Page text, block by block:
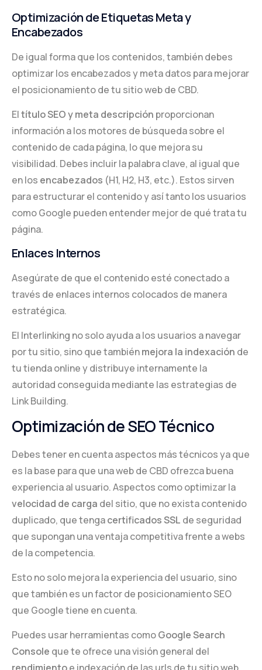
Optimización de Etiquetas Meta y
Encabezados
De igual forma que los contenidos, también debes
optimizar los encabezados y meta datos para mejorar
el posicionamiento de tu sitio web de CBD.
Eltítulo SEO y meta descripción proporcionan
información a los motores de búsqueda sobre el
contenido de cada página, lo que mejora su
visibilidad. Debes incluir la palabra clave, al igual que
en los encabezados (H1, H2, H3, etc.). Estos sirven
para estructurar el contenido y así tanto los usuarios
como Google pueden entender mejor de qué trata tu
página.
Enlaces Internos
Asegúrate de que el contenido esté conectado a
través de enlaces internos colocados de manera
estratégica.
El Interlinking no solo ayuda a los usuarios a navegar
por tu sitio, sino que tambiénmejora la indexación de
tu tienda online y distribuye internamente la
autoridad conseguida mediante las estrategias de
Link Building.
Optimización de SEO Técnico
Debes tener en cuenta aspectos más técnicos ya que
es la base para que una web de CBD ofrezca buena
experiencia al usuario. Aspectos como optimizar la
velocidad de carga del sitio, que no exista contenido
duplicado, que tengacertificados SSL de seguridad
que supongan una ventaja competitiva frente a webs
de la competencia.
Esto no solo mejora la experiencia del usuario, sino
que también es un factor de posicionamiento SEO
que Google tiene en cuenta.
Puedes usar herramientas comoGoogle Search
Console que te ofrece una visión general del